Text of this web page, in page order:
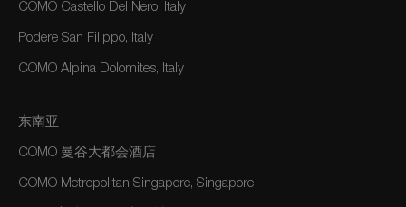
COMO Castello Del Nero, Italy
Podere San Filippo, Italy
COMO Alpina Dolomites, Italy
东南亚
COMO 曼谷大都会酒店
COMO Metropolitan Singapore, Singapore